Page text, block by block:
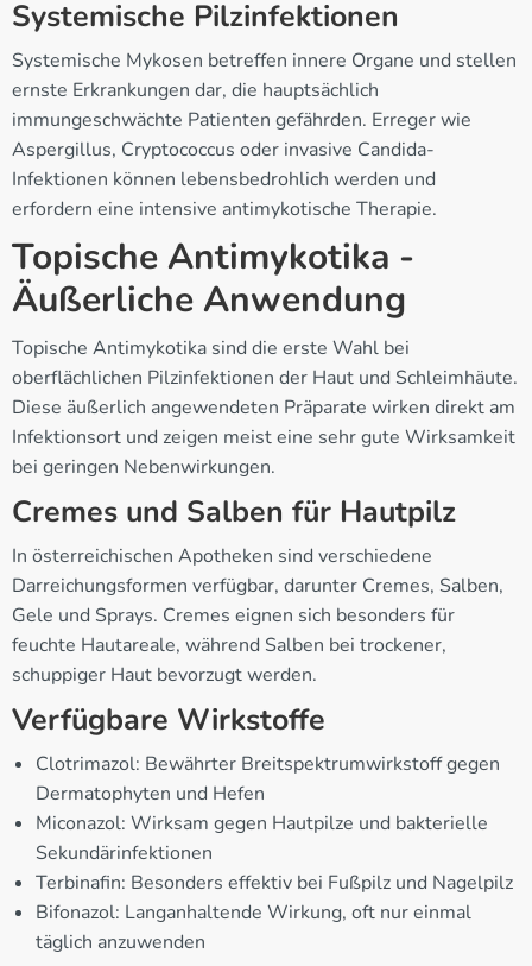
Systemische Pilzinfektionen
Systemische Mykosen betreffen innere Organe und stellen
ernste Erkrankungen dar, die hauptsächlich
immungeschwächte Patienten gefährden. Erreger wie
Aspergillus, Cryptococcus oder invasive Candida-
Infektionen können lebensbedrohlich werden und
erfordern eine intensive antimykotische Therapie.
Topische Antimykotika -
Äußerliche Anwendung
Topische Antimykotika sind die erste Wahl bei
oberflächlichen Pilzinfektionen der Haut und Schleimhäute.
Diese äußerlich angewendeten Präparate wirken direkt am
Infektionsort und zeigen meist eine sehr gute Wirksamkeit
bei geringen Nebenwirkungen.
Cremes und Salben für Hautpilz
In österreichischen Apotheken sind verschiedene
Darreichungsformen verfügbar, darunter Cremes, Salben,
Gele und Sprays. Cremes eignen sich besonders für
feuchte Hautareale, während Salben bei trockener,
schuppiger Haut bevorzugt werden.
Verfügbare Wirkstoffe
Clotrimazol: Bewährter Breitspektrumwirkstoff gegen
Dermatophyten und Hefen
Miconazol: Wirksam gegen Hautpilze und bakterielle
Sekundärinfektionen
Terbinafin: Besonders effektiv bei Fußpilz und Nagelpilz
Bifonazol: Langanhaltende Wirkung, oft nur einmal
täglich anzuwenden